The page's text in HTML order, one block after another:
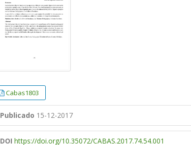
Cabas1803
Publicado 15-12-2017
DOI https://doi.org/10.35072/CABAS.2017.74.54.001